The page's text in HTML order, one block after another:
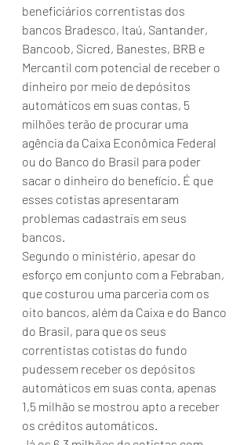
beneficiários correntistas dos
bancos Bradesco, Itaú, Santander,
Bancoob, Sicred, Banestes, BRB e
Mercantil com potencial de receber o
dinheiro por meio de depósitos
automáticos em suas contas, 5
milhões terão de procurar uma
agência da Caixa Econômica Federal
ou do Banco do Brasil para poder
sacar o dinheiro do benefício. É que
esses cotistas apresentaram
problemas cadastrais em seus
bancos.
Segundo o ministério, apesar do
esforço em conjunto com a Febraban,
que costurou uma parceria com os
oito bancos, além da Caixa e do Banco
do Brasil, para que os seus
correntistas cotistas do fundo
pudessem receber os depósitos
automáticos em suas conta, apenas
1,5 milhão se mostrou apto a receber
os créditos automáticos.